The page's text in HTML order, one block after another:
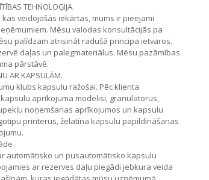
TEHNOLOĢIJA.
veidojošās iekārtas, mums ir pieejami
Mēsu valodas konsultācijās pa
palīdzam atrisināt radušā principa ietvaros.
daļas un palegmateriālus. Mēsu pazāmības
pārstāvē.
AR KAPSULĀM.
klubs kapsulu ražošai. Pēc klienta
aprīkojuma modelisi, granulatorus,
noņemšanas aprīkojumos un kapsulu
printerus, želatīna kapsulu papildināšanas
automātisko un pusautomātisko kapsulu
ar rezerves daļu piegādi jebkura veida